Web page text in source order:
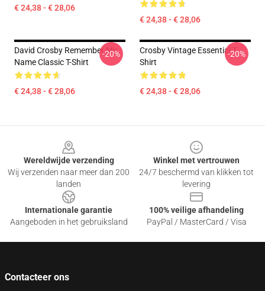
€ 24,38 - € 28,06
€ 24,38 - € 28,06
David Crosby Remember My
Name Classic T-Shirt
€ 24,38 - € 28,06
-20%
Crosby Vintage Essential T-
Shirt
€ 24,38 - € 28,06
-20%
Wereldwijde verzending
Wij verzenden naar meer dan 200
landen
Winkel met vertrouwen
24/7 beschermd van klikken tot
levering
Internationale garantie
Aangeboden in het gebruiksland
100% veilige afhandeling
PayPal / MasterCard / Visa
Contacteer ons